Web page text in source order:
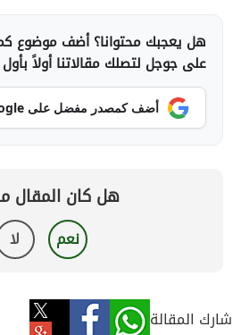
هل يعجبك محتوانا؟ أضف موضوع
على جوجل لتصلك مقالاتنا أولاً
أضف كمصدر مفضل على Google
هل كان المقال
نعم لا
شارك المقالة